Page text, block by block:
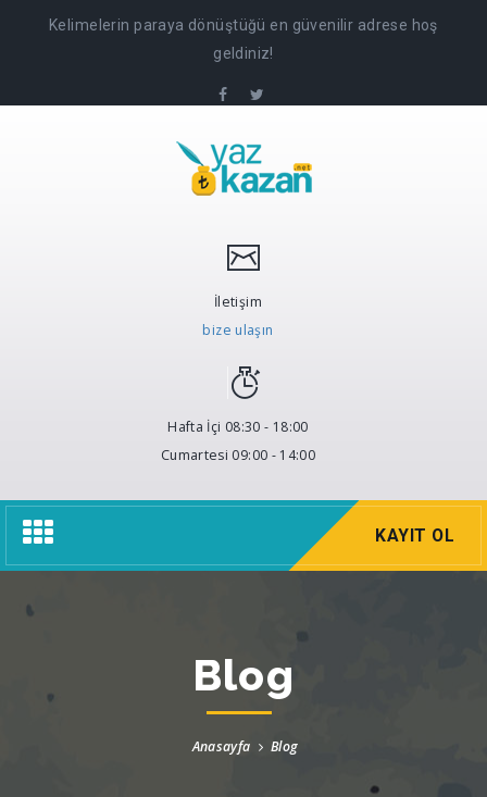
Kelimelerin paraya dönüştüğü en güvenilir adrese hoş
geldiniz!
İletişim
bize ulaşın
Hafta İçi 08:30 - 18:00
Cumartesi 09:00 - 14:00
Navigasyon
Menü
KAYIT OL
Blog
Anasayfa Blog